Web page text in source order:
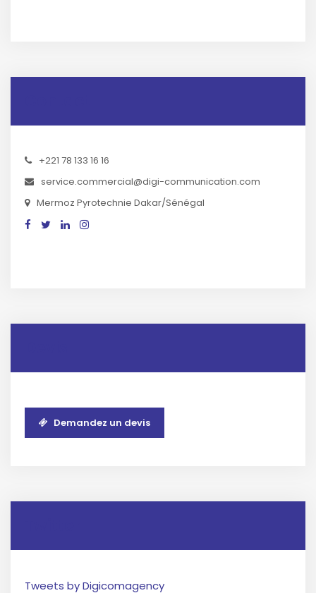
+221 78 133 16 16
service.commercial@digi-communication.com
Mermoz Pyrotechnie Dakar/Sénégal
Demandez un devis
Tweets by Digicomagency